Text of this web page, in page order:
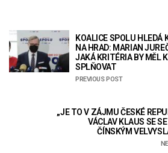
KOALICE SPOLU HLEDÁ
NA HRAD: MARIAN
JAKÁ KRITÉRIA BY MĚL
SPLŇOVAT
PREVIOUS POST
„JE TO V ZÁJMU ČESKÉ
VÁCLAV KLAUS SE
ČÍNSKÝM